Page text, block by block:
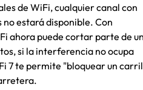
de WiFi, cualquier canal con
estará disponible. Con
ahora puede cortar parte de
si la interferencia no ocupa
7 te permite "bloquear un